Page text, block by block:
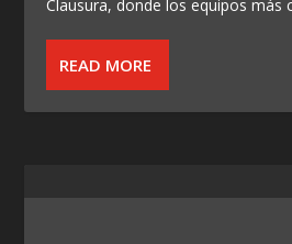
Clausura, donde los equipos más
READ MORE